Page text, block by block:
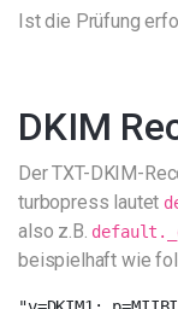
Ist die Prüfung
DKIM
Der TXT-DKIM-
turbopress lautet
also z.B.
beispielhaft wie